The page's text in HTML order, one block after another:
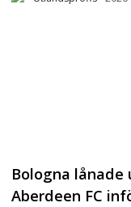
Bologna lånade
Aberdeen FC